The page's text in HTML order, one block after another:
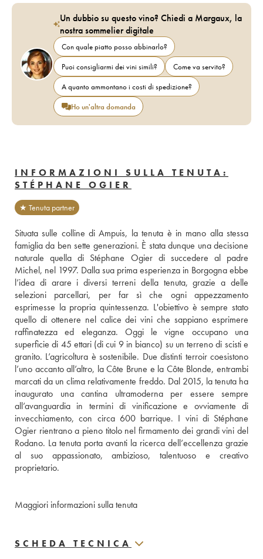
Un dubbio su questo vino? Chiedi a Margaux, la
nostra sommelier digitale
Con quale piatto posso abbinarlo?
Puoi consigliarmi dei vini simili?
Come va servito?
A quanto ammontano i costi di spedizione?
Ho un'altra domanda
INFORMAZIONI SULLA TENUTA:
STÉPHANE OGIER
★ Tenuta partner
Situata sulle colline di Ampuis, la tenuta è in mano alla stessa
famiglia da ben sette generazioni. È stata dunque una decisione
naturale quella di Stéphane Ogier di succedere al padre
Michel, nel 1997. Dalla sua prima esperienza in Borgogna ebbe
l’idea di arare i diversi terreni della tenuta, grazie a delle
selezioni parcellari, per far sì che ogni appezzamento
esprimesse la propria quintessenza. L'obiettivo è sempre stato
quello di ottenere nel calice dei vini che sappiano esprimere
raffinatezza ed eleganza. Oggi le vigne occupano una
superficie di 45 ettari (di cui 9 in bianco) su un terreno di scisti e
granito. L’agricoltura è sostenibile. Due distinti terroir coesistono
l’uno accanto all’altro, la Côte Brune e la Côte Blonde, entrambi
marcati da un clima relativamente freddo. Dal 2015, la tenuta ha
inaugurato una cantina ultramoderna per essere sempre
all’avanguardia in termini di vinificazione e ovviamente di
invecchiamento, con circa 600 barrique. I vini di Stéphane
Ogier rientrano a pieno titolo nel firmamento dei grandi vini del
Rodano. La tenuta porta avanti la ricerca dell’eccellenza grazie
al suo appassionato, ambizioso, talentuoso e creativo
proprietario.
Maggiori informazioni sulla tenuta
SCHEDA TECNICA